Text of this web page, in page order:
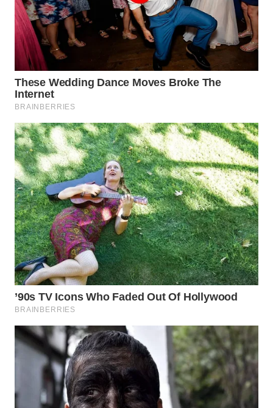
TOBA
WN
NIAS
WN
LANGKAT
WN
TAPANULI
SELATAN
WN
TANJUNG
LESUNG
WN
KARO
WN
SIMALUNGUN
WN
LABUHANBATU
WN
TAPANULI